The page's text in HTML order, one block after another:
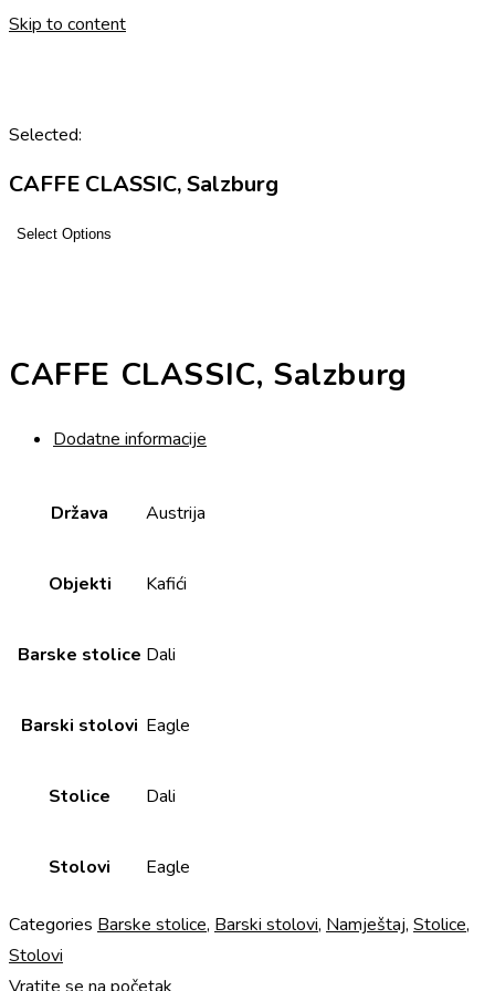
Skip to content
Selected:
CAFFE CLASSIC, Salzburg
Select Options
CAFFE CLASSIC, Salzburg
Dodatne informacije
Država Austrija
Objekti Kafići
Barske stolice Dali
Barski stolovi Eagle
Stolice Dali
Stolovi Eagle
Categories Barske stolice, Barski stolovi, Namještaj, Stolice,
Stolovi